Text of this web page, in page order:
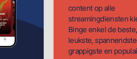
content op alle
streamingdiensten
Binge enkel de beste,
leukste,
grappigste en